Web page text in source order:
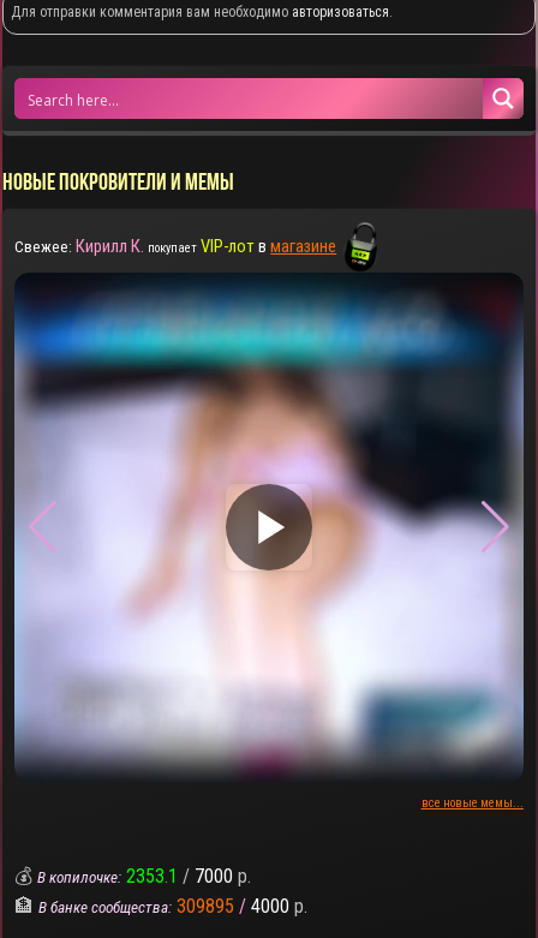
Для отправки комментария вам необходимо авторизоваться.
НОВЫЕ ПОКРОВИТЕЛИ И МЕМЫ
Свежее: Кирилл К. покупает VIP-лотвмагазине
▶
все новые мемы...
💰В копилочке: 2353.1 / 7000 р.
🏦В банке сообщества: 309895 / 4000 р.